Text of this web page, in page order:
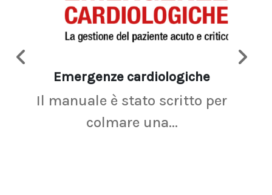
Emergenze cardiologiche
Il manuale è stato scritto per
colmare una...